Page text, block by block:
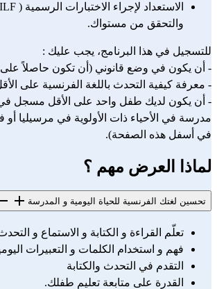
الاستعداد لإجراء الاختبارات الرسمية (
والتحقق من مستواك.
للتسجيل في هذا البرنامج، يجب عليك :
- أن يكون في وضع قانوني (أن تكون حاصلاً على
- معرفة كيفية التحدث باللغة الفرنسية على
في أسفل هذه الصفحة).
لماذا العرض مهم ؟
تحسين لغتك الفرنسية للحياة اليومية و المدرسة
تعلّم القراءة و الكتابة و الاستماع و
فهم و استخدام الكلمات و التعبيرات
التقدم في التحدث والكتابة
القدرة على متابعة تعليم طفلك.